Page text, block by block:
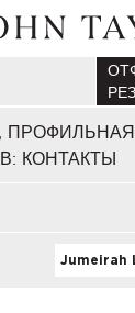
КОНТАКТЫ
Jumeirah